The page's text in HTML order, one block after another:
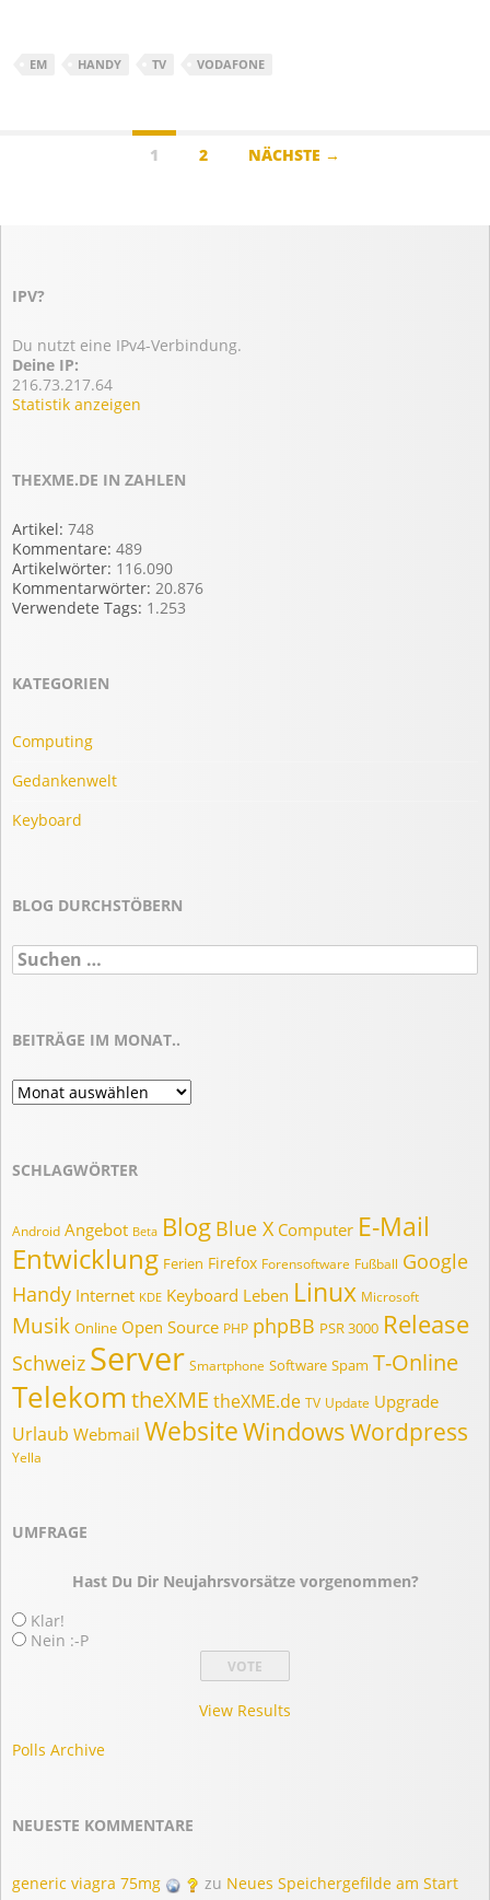
EM HANDY TV VODAFONE
Beitragsnavigation
1 2 NÄCHSTE →
IPV?
Du nutzt eine IPv4-Verbindung.
Deine IP:
216.73.217.64
Statistik anzeigen
THEXME.DE IN ZAHLEN
Artikel: 748
Kommentare: 489
Artikelwörter: 116.090
Kommentarwörter: 20.876
Verwendete Tags: 1.253
KATEGORIEN
Computing
Gedankenwelt
Keyboard
BLOG DURCHSTÖBERN
Suchen
nach:
BEITRÄGE IM MONAT..
Beiträge
im
SCHLAGWÖRTER
Android Angebot Beta Blog Blue X Computer E-Mail
Entwicklung Ferien Firefox Forensoftware Fußball Google
Handy Internet KDE Keyboard Leben Linux Microsoft
Musik Online Open Source PHP phpBB PSR 3000 Release
Schweiz Server Smartphone Software Spam T-Online
Telekom theXME theXME.de TV Update Upgrade
Urlaub Webmail WebsiteWindowsWordpress
Yella
UMFRAGE
Hast Du Dir Neujahrsvorsätze vorgenommen?
Klar!
Nein :-P
View Results
Polls Archive
NEUESTE KOMMENTARE
generic viagra 75mg zu Neues Speichergefilde am Start